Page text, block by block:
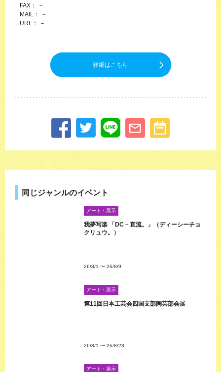
FAX： －
MAIL： －
URL： －
詳細はこちら
同じジャンルのイベント
アート・展示
我夢写楽 「DC－直流。」（ディーシーチョ
クリュウ。）
26/8/1 〜 26/8/9
アート・展示
第11回日本工芸会四国支部陶芸部会展
26/8/1 〜 26/8/23
アート・展示